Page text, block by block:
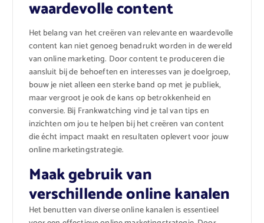
waardevolle content
Het belang van het creëren van relevante en waardevolle
content kan niet genoeg benadrukt worden in de wereld
van online marketing. Door content te produceren die
aansluit bij de behoeften en interesses van je doelgroep,
bouw je niet alleen een sterke band op met je publiek,
maar vergroot je ook de kans op betrokkenheid en
conversie. Bij Frankwatching vind je tal van tips en
inzichten om jou te helpen bij het creëren van content
die écht impact maakt en resultaten oplevert voor jouw
online marketingstrategie.
Maak gebruik van
verschillende online kanalen
Het benutten van diverse online kanalen is essentieel